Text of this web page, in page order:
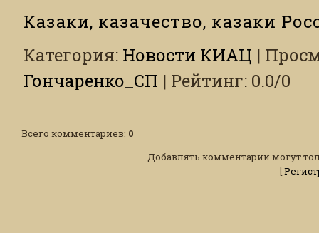
Казаки, казачество, казаки
Категория: Новости КИАЦ |
Гончаренко_СП | Рейтинг: 0.0/0
Всего комментариев: 0
Добавлять комментарии могут
[